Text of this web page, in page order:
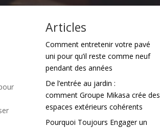
Articles
Comment entretenir votre pavé
uni pour qu’il reste comme neuf
pendant des années
De l’entrée au jardin :
comment Groupe Mikasa crée des
espaces extérieurs cohérents
Pourquoi Toujours Engager un